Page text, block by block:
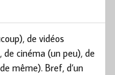
de vidéos
cinéma (un peu), de
même). Bref, d’un